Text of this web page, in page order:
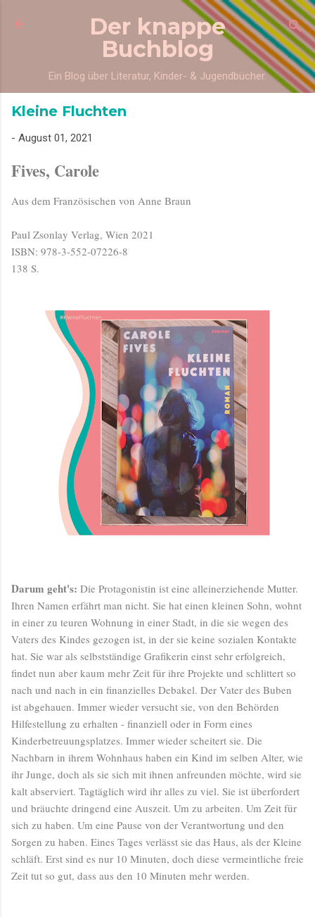
Direkt zum Hauptbereich
Der knappe
Buchblog
Ein Blog über Literatur, Kinder- & Jugendbücher.
Kleine Fluchten
- August 01, 2021
Fives, Carole
Aus dem Französischen von Anne Braun
Paul Zsonlay Verlag, Wien 2021
ISBN: 978-3-552-07226-8
138 S.
Darum geht's: Die Protagonistin ist eine alleinerziehende Mutter.
Ihren Namen erfährt man nicht. Sie hat einen kleinen Sohn, wohnt
in einer zu teuren Wohnung in einer Stadt, in die sie wegen des
Vaters des Kindes gezogen ist, in der sie keine sozialen Kontakte
hat. Sie war als selbstständige Grafikerin einst sehr erfolgreich,
findet nun aber kaum mehr Zeit für ihre Projekte und schlittert so
nach und nach in ein finanzielles Debakel. Der Vater des Buben
ist abgehauen. Immer wieder versucht sie, von den Behörden
Hilfestellung zu erhalten - finanziell oder in Form eines
Kinderbetreuungsplatzes. Immer wieder scheitert sie. Die
Nachbarn in ihrem Wohnhaus haben ein Kind im selben Alter, wie
ihr Junge, doch als sie sich mit ihnen anfreunden möchte, wird sie
kalt abserviert. Tagtäglich wird ihr alles zu viel. Sie ist überfordert
und bräuchte dringend eine Auszeit. Um zu arbeiten. Um Zeit für
sich zu haben. Um eine Pause von der Verantwortung und den
Sorgen zu haben. Eines Tages verlässt sie das Haus, als der Kleine
schläft. Erst sind es nur 10 Minuten, doch diese vermeintliche freie
Zeit tut so gut, dass aus den 10 Minuten mehr werden.